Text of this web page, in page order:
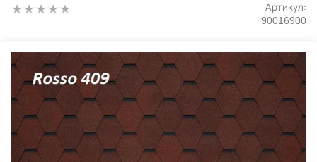
Артикул:
90016900